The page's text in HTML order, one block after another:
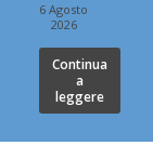
6 Agosto
2026
Continua
a
leggere